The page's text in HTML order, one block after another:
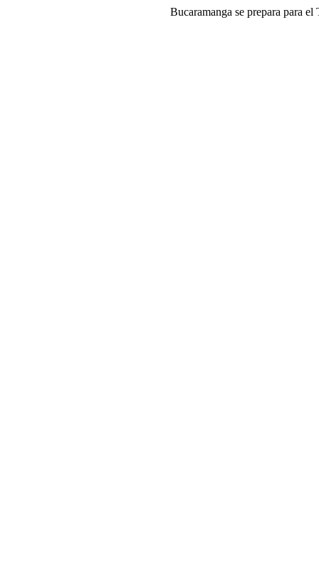
Bucaramanga se prepara para